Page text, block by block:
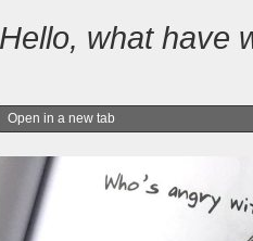
Hello, what have
Open in a new tab